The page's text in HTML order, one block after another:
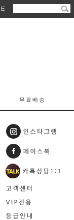
무료배송